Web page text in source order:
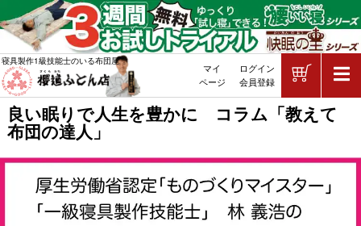
良い眠りで人生を豊かに コラム「教えて
布団の達人」
敷布団・掛け布団・羽毛布団・マ
寝具製作1級技能士のいる布団屋
マイ
ページ
ログイン
会員登録